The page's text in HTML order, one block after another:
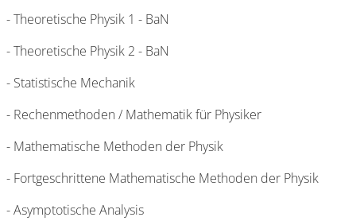
- Theoretische Physik 1 - BaN
- Theoretische Physik 2 - BaN
- Statistische Mechanik
- Rechenmethoden / Mathematik für Physiker
- Mathematische Methoden der Physik
- Fortgeschrittene Mathematische Methoden der Physik
- Asymptotische Analysis